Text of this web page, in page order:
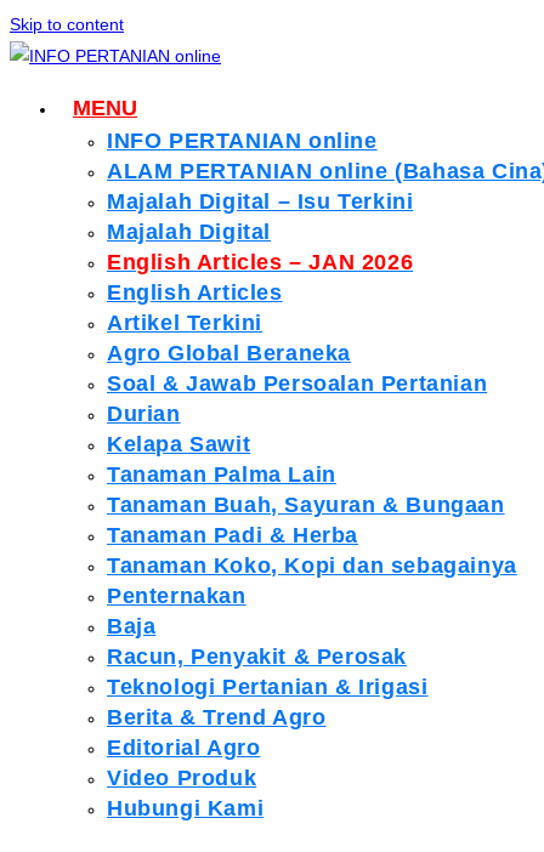
Skip to content
MENU
INFO PERTANIAN online
ALAM PERTANIAN online (Bahasa
Majalah Digital – Isu Terkini
Majalah Digital
English Articles – JAN 2026
English Articles
Artikel Terkini
Agro Global Beraneka
Soal & Jawab Persoalan Pertanian
Durian
Kelapa Sawit
Tanaman Palma Lain
Tanaman Buah, Sayuran & Bungaan
Tanaman Padi & Herba
Tanaman Koko, Kopi dan sebagainya
Penternakan
Baja
Racun, Penyakit & Perosak
Teknologi Pertanian & Irigasi
Berita & Trend Agro
Editorial Agro
Video Produk
Hubungi Kami